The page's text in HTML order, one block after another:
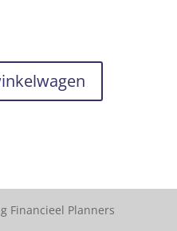
Financieel Planners